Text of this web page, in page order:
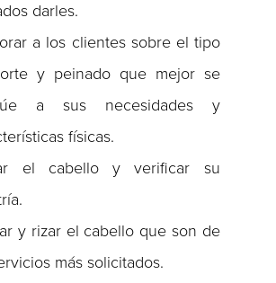
darles.
a los clientes sobre el tipo
y peinado que mejor se
a sus necesidades y
físicas.
el cabello y verificar su
y rizar el cabello que son de
más solicitados.